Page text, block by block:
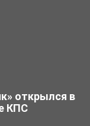
открылся в
КПС